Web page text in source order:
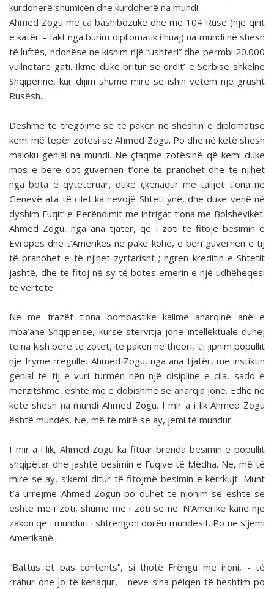
kurdoherë shumicën dhe kurdoherë na mundi.
Ahmed Zogu me ca bashibozukë dhe me 104 Rusë (një qint
e katër – fakt nga burim dipllomatik i huaj) na mundi në shesh
të luftës, ndonëse ne kishim një “ushtëri” dhe përmbi 20.000
vullnetarë gati. Ikmë duke britur se ordit’ e Serbisë shkelnë
Shqipërinë, kur dijim shumë mirë se ishin vetëm një grusht
Rusësh.
Deshmë të tregojmë se të pakën në sheshin e diplomatisë
kemi më tepër zotësi se Ahmed Zogu. Po dhe në këtë shesh
maloku genial na mundi. Ne çfaqmë zotësinë që kemi duke
mos e bërë dot guvernën t’onë të pranohet dhe të njihet
nga bota e qytetëruar, duke çkënaqur me talljet t’ona në
Genevë ata të cilët ka nevojë Shteti ynë, dhe duke vënë në
dyshim Fuqit’ e Perëndimit me intrigat t’ona me Bolshevikët.
Ahmed Zogu, nga ana tjatër, qe i zoti të fitojë besimin e
Evropës dhe t’Amerikës në pakë kohë, e bëri guvernën e tij
të pranohet e të njihet zyrtarisht ; ngren kreditin e Shtetit
jashtë, dhe të fitoj në sy të botës emërin e një udhëheqësi
të vërtetë.
Ne me frazët t’ona bombastike kallmë anarqinë anë e
mba’anë Shqipërisë, kurse stërvitja jonë intellektuale duhej
të na kish bërë të zotët, të pakën në theori, t’i jipnim popullit
një frymë rregulle. Ahmed Zogu, nga ana tjatër, me instiktin
genial të tij e vuri turmën nën një disiplinë e cila, sado e
mërzitshme, është me e dobishme se anarqia jonë. Edhe në
këtë shesh na mundi Ahmed Zogu. I mir a i lik Ahmed Zogu
është mundës. Ne, më të mirë se ay, jemi të mundur.
I mir a i lik, Ahmed Zogu ka fituar brenda besimin e popullit
shqipëtar dhe jashtë besimin e Fuqive të Mëdha. Ne, më të
mirë se ay, s’kemi ditur të fitojmë besimin e kërrkujt. Munt
t’a urrejmë Ahmed Zogun po duhet të njohim se është se
është më i zoti, shumë më i zoti se ne. N’Amerikë kanë një
zakon që i munduri i shtrëngon dorën mundësit. Po ne s’jemi
Amerikanë.
“Battus et pas contents”, si thotë Frëngu me ironi, - të
rrahur dhe jo të kënaqur, - neve s’na pëlqen të heshtim po